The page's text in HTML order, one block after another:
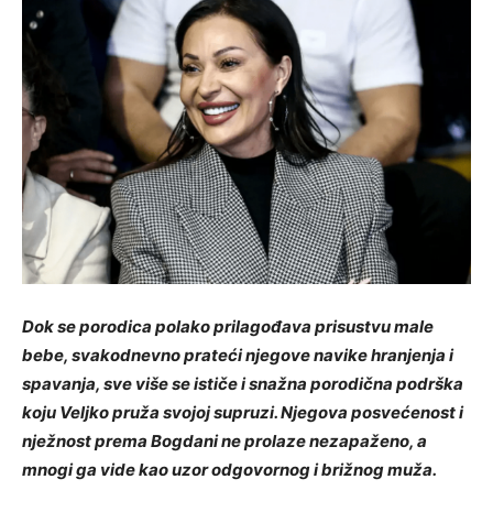
Dok se porodica polako prilagođava prisustvu male
bebe, svakodnevno prateći njegove navike hranjenja i
spavanja, sve više se ističe i snažna porodična podrška
koju Veljko pruža svojoj supruzi. Njegova posvećenost i
nježnost prema Bogdani ne prolaze nezapaženo, a
mnogi ga vide kao uzor odgovornog i brižnog muža.